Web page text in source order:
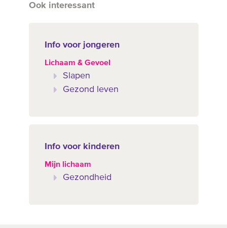
Ook interessant
Info voor jongeren
Lichaam & Gevoel
Slapen
Gezond leven
Info voor kinderen
Mijn lichaam
Gezondheid